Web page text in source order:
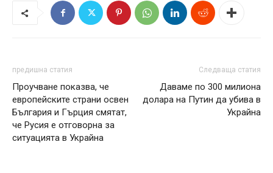
предишна статия
Проучване показва, че
европейските страни освен
България и Гърция смятат,
че Русия е отговорна за
ситуацията в Украйна
Следваща статия
Даваме по 300 милиона
долара на Путин да убива в
Украйна